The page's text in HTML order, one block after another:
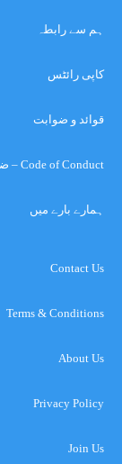
ہم سے رابطہ
کاپی رائٹس
قوائد و ضوابت
Code of Conduct – ضابطہ اخلاق
ہمارے بارے میں
Contact Us
Terms & Conditions
About Us
Privacy Policy
Join Us